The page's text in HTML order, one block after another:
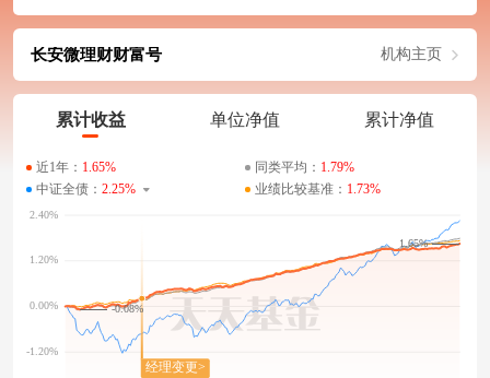
长安微理财财富号 机构主页
累计收益 单位净值 累计净值
近1年： 1.65% 同类平均： 1.79%
中证全债： 2.25% 业绩比较基准： 1.73%
-0.08%
1.65%